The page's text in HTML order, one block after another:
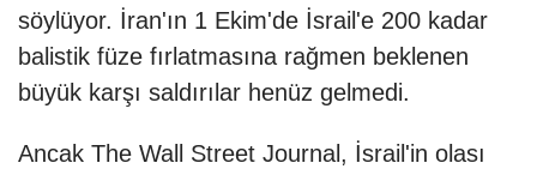
söylüyor. İran'ın 1 Ekim'de İsrail'e 200 kadar
balistik füze fırlatmasına rağmen beklenen
büyük karşı saldırılar henüz gelmedi.
Ancak The Wall Street Journal, İsrail'in olası